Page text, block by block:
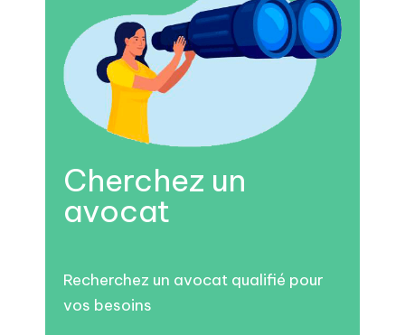
Cherchez un
avocat
Recherchez un avocat qualifié pour
vos besoins